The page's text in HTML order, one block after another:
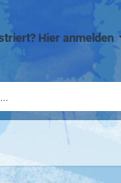
Hier anmelden